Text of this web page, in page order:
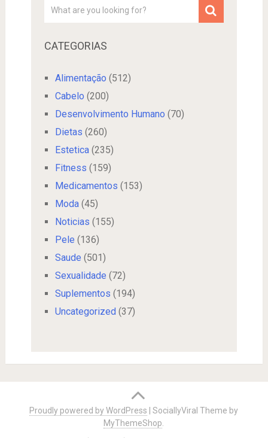
CATEGORIAS
Alimentação (512)
Cabelo (200)
Desenvolvimento Humano (70)
Dietas (260)
Estetica(235)
Fitness (159)
Medicamentos (153)
Moda(45)
Noticias (155)
Pele (136)
Saude (501)
Sexualidade (72)
Suplementos (194)
Uncategorized (37)
Proudly powered by WordPress |SociallyViral Theme by
MyThemeShop.